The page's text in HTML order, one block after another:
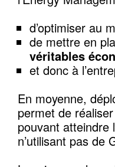
d’optimiser au
de mettre en
véritables
et donc à
En moyenne,
permet de
pouvant atteindre
n’utilisant pas de